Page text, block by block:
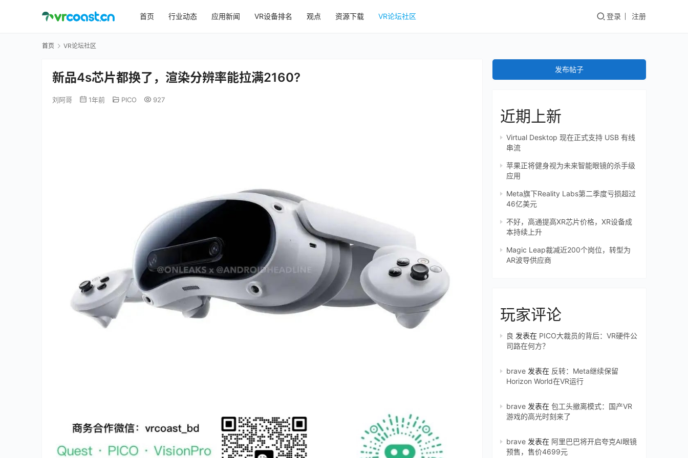
首页 行业动态 应用新闻 VR设备排名 观点 资源下载 VR论坛社区 登录 注册
首页 VR论坛社区
新品4s芯片都换了，渲染分辨率能拉满2160?
刘阿哥 1年前 PICO 927
发布帖子
近期上新
Virtual Desktop 现在正式支持 USB 有线
串流
苹果正将健身视为未来智能眼镜的杀手级
应用
Meta旗下Reality Labs第二季度亏损超过
46亿美元
不好，高通提高XR芯片价格，XR设备成
本持续上升
Magic Leap裁减近200个岗位，转型为
AR波导供应商
玩家评论
良 发表在 PICO大裁员的背后：VR硬件公
司路在何方？
brave 发表在 反转：Meta继续保留
Horizon World在VR运行
brave 发表在 包工头撤离模式：国产VR
游戏的高光时刻来了
brave 发表在 阿里巴巴将开启夸克AI眼镜
预售，售价4699元